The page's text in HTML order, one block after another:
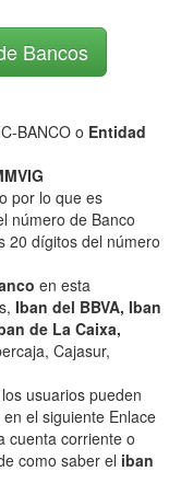
Bancos
BANCO o Entidad
por lo que es
número de Banco
20 dígitos del número
en esta
Iban del BBVA, Iban
de La Caixa,
Cajasur,
usuarios pueden
en el siguiente Enlace
cuenta corriente o
como saber el iban